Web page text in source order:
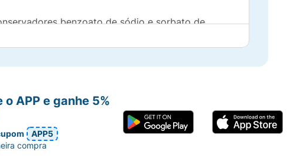
benzoato de sódio e sorbato de
o APP e ganhe 5%
APP5
compra